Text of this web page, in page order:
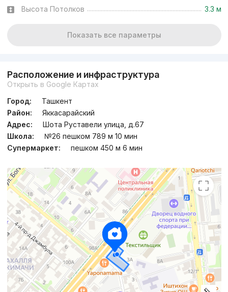
Высота Потолков
3.3 м
Показать все параметры
Расположение и инфраструктура
Открыть в Google Картах
Город:
Ташкент
Район:
Яккасарайский
Адрес:
Шота Руставели улица, д.67
Школа:
№26 пешком 789 м 10 мин
Супермаркет:
пешком 450 м 6 мин